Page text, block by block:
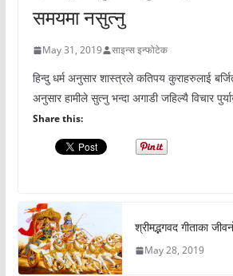
समयमा नसुत्नु
May 31, 2019 साइन्स इन्फोटेक
हिन्दु धर्म अनुसार शास्त्रले कतिपय कुराहरुलाई
अनुसार हामीले सुत्नु भन्दा अगाडी जहिल्यै विचार
Share this:
श्रीमद्भगवद गीताका
May 28, 2019